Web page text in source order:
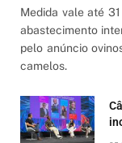
Medida vale até
abastecimento
pelo anúncio
camelos.